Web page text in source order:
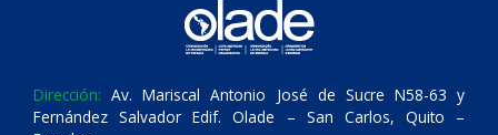
Dirección: Av. Mariscal Antonio José de Sucre N58-63 y
Fernández Salvador Edif. Olade – San Carlos, Quito –